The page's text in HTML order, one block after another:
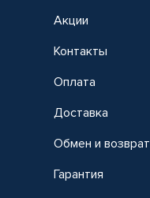
Акции
Контакты
Оплата
Доставка
Обмен и возврат
Гарантия